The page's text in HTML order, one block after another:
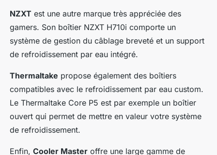
NZXT est une autre marque très appréciée des
gamers. Son boîtier NZXT H710i comporte un
système de gestion du câblage breveté et un support
de refroidissement par eau intégré.
Thermaltake propose également des boîtiers
compatibles avec le refroidissement par eau custom.
Le Thermaltake Core P5 est par exemple un boîtier
ouvert qui permet de mettre en valeur votre système
de refroidissement.
Enfin, Cooler Master offre une large gamme de